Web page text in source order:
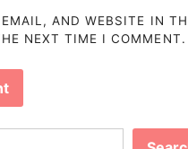
AND WEBSITE IN
NEXT TIME I COMMENT.